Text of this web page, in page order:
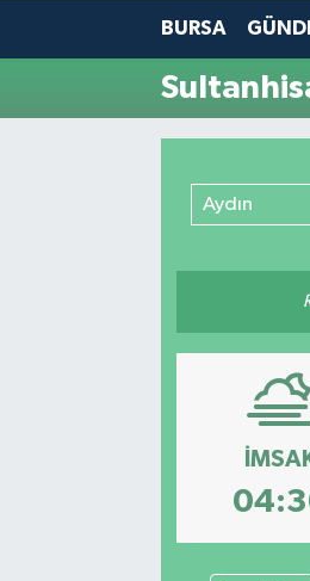
BURSA
Aydın
Bursa Trafik Yoğunluk
Süper Lig Puan Durumu
Son Dakika Haberleri